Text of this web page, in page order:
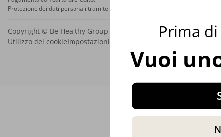
Protezione dei dati personali tramite crittografia SSL.
Copyright © Be Healthy Group d.o.o. 2012 - 2026
Utilizzo dei cookieImpostazioni dei cookie
Prima
Vuoi